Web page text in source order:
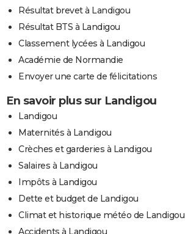
Résultat brevet à Landigou
Résultat BTS à Landigou
Classement lycées à Landigou
Académie de Normandie
Envoyer une carte de félicitations
En savoir plus sur Landigou
Landigou
Maternités à Landigou
Crèches et garderies à Landigou
Salaires à Landigou
Impôts à Landigou
Dette et budget de Landigou
Climat et historique météo de Landigou
Accidents à Landigou